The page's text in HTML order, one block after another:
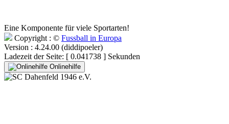
Eine Komponente für viele Sportarten!
Copyright : © Fussball in Europa
Version : 4.24.00 (diddipoeler)
Ladezeit der Seite: [ 0.041738 ] Sekunden
Onlinehilfe